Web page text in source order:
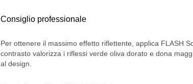
Consiglio professionale
Per ottenere il massimo effetto riflettente, applica FLASH
contrasto valorizza i riflessi verde oliva dorato e dona
al design.